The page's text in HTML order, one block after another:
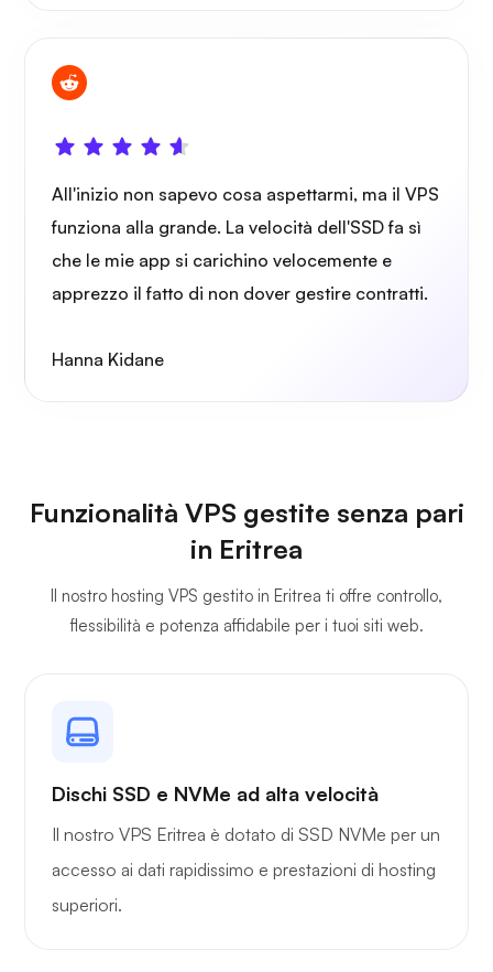
All'inizio non sapevo cosa aspettarmi, ma il VPS
funziona alla grande. La velocità dell'SSD fa sì
che le mie app si carichino velocemente e
apprezzo il fatto di non dover gestire contratti.
Hanna Kidane
Funzionalità VPS gestite senza pari
in Eritrea
Il nostro hosting VPS gestito in Eritrea ti offre controllo,
flessibilità e potenza affidabile per i tuoi siti web.
Dischi SSD e NVMe ad alta velocità
Il nostro VPS Eritrea è dotato di SSD NVMe per un
accesso ai dati rapidissimo e prestazioni di hosting
superiori.